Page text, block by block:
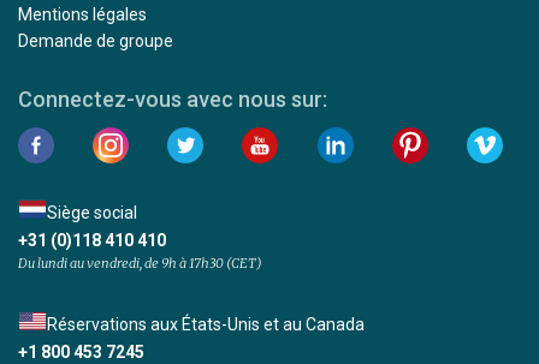
Mentions légales
Demande de groupe
Connectez-vous avec nous sur:
Siège social
+31 (0)118 410 410
Du lundi au vendredi, de 9h à 17h30 (CET)
Réservations aux États-Unis et au Canada
+1 800 453 7245